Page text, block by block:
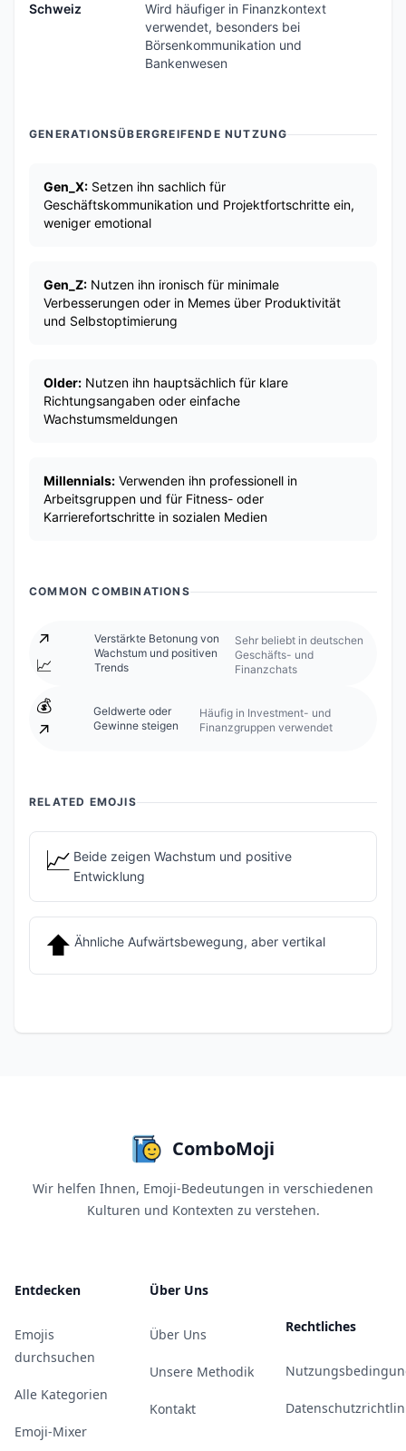
Schweiz
Wird häufiger in Finanzkontext
verwendet, besonders bei
Börsenkommunikation und
Bankenwesen
GENERATIONSÜBERGREIFENDE NUTZUNG
Gen_X: Setzen ihn sachlich für
Geschäftskommunikation und Projektfortschritte ein,
weniger emotional
Gen_Z: Nutzen ihn ironisch für minimale
Verbesserungen oder in Memes über Produktivität
und Selbstoptimierung
Older: Nutzen ihn hauptsächlich für klare
Richtungsangaben oder einfache
Wachstumsmeldungen
Millennials: Verwenden ihn professionell in
Arbeitsgruppen und für Fitness- oder
Karrierefortschritte in sozialen Medien
COMMON COMBINATIONS
↗️
📈
Verstärkte Betonung von
Wachstum und positiven
Trends
Sehr beliebt in deutschen
Geschäfts- und
Finanzchats
💰
↗️
Geldwerte oder
Gewinne steigen
Häufig in Investment- und
Finanzgruppen verwendet
RELATED EMOJIS
📈 Beide zeigen Wachstum und positive
Entwicklung
⬆️ Ähnliche Aufwärtsbewegung, aber vertikal
ComboMoji
Wir helfen Ihnen, Emoji-Bedeutungen in verschiedenen
Kulturen und Kontexten zu verstehen.
Entdecken
Emojis
durchsuchen
Alle Kategorien
Emoji-Mixer
Über Uns
Über Uns
Unsere Methodik
Kontakt
Rechtliches